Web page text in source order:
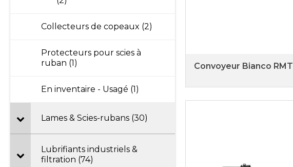
Collecteurs de copeaux (2)
Protecteurs pour scies à
ruban (1)
En inventaire - Usagé (1)
Lames & Scies-rubans (30)
Lubrifiants industriels &
filtration (74)
Convoyeur Bianco RMT